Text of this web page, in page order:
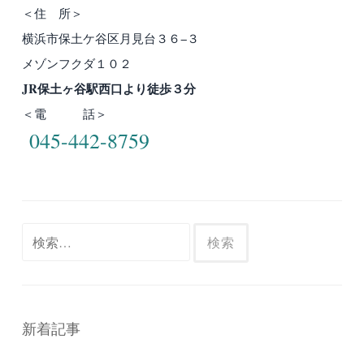
＜住 所＞
横浜市保土ケ谷区月見台３６−３
メゾンフクダ１０２
JR保土ヶ谷駅西口より徒歩３分
＜電 話＞
045-442-8759
新着記事